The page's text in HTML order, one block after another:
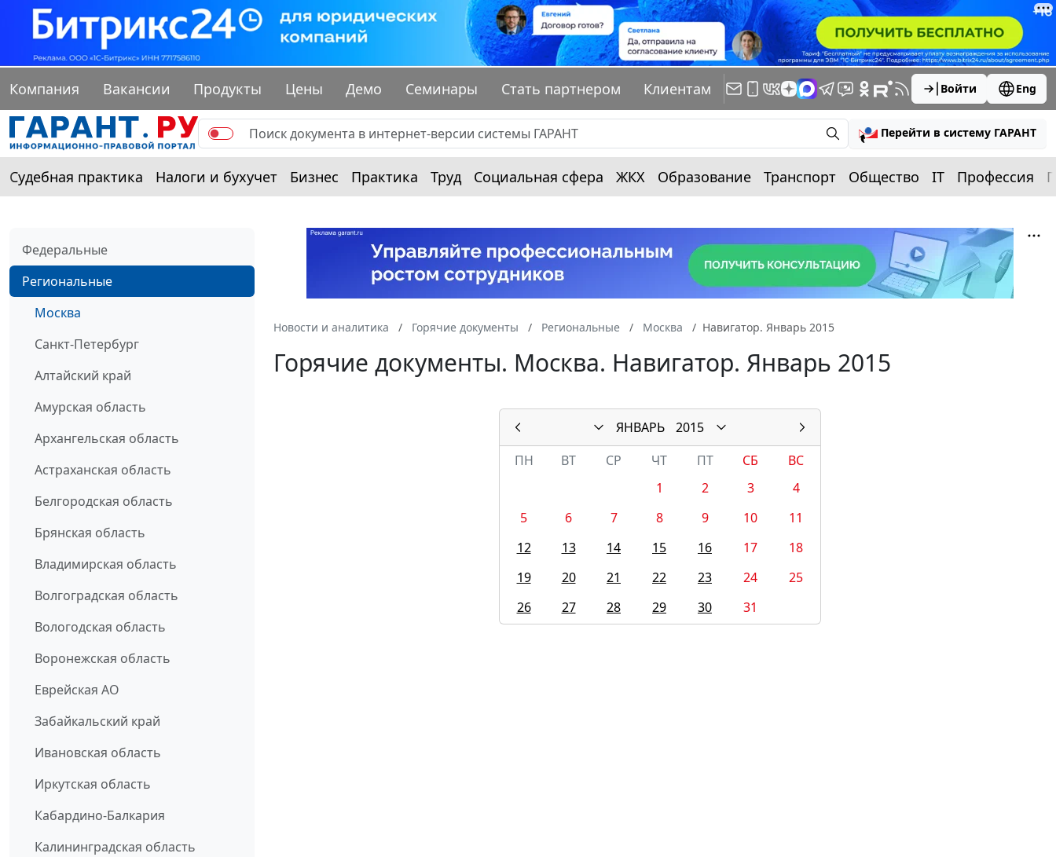
Компания Вакансии Продукты Цены Демо Семинары Стать партнером Клиентам Войти Eng
Перейти в систему ГАРАНТ
Судебная практика Налоги и бухучет Бизнес Практика Труд Социальная сфера ЖКХ Образование Транспорт Общество IT Профессия
Федеральные
Региональные
Москва
Санкт-Петербург
Алтайский край
Амурская область
Архангельская область
Астраханская область
Белгородская область
Брянская область
Владимирская область
Волгоградская область
Вологодская область
Воронежская область
Еврейская АО
Забайкальский край
Ивановская область
Иркутская область
Кабардино-Балкария
Калининградская область
Новости и аналитика Горячие документы Региональные Москва Навигатор. Январь 2015
Горячие документы. Москва. Навигатор. Январь 2015
ЯНВАРЬ
2015
ПН
ВТ СР ЧТ ПТ СБ
ВС
1
2 3
4
5
6 7 8 9 10
11
12
13 14 15 16 17
18
19
20 21 22 23 24
25
26
27 28 29 30 31